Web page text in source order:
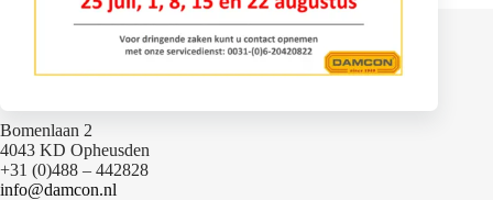
Bomenlaan 2
4043 KD Opheusden
+31 (0)488 – 442828
info@damcon.nl